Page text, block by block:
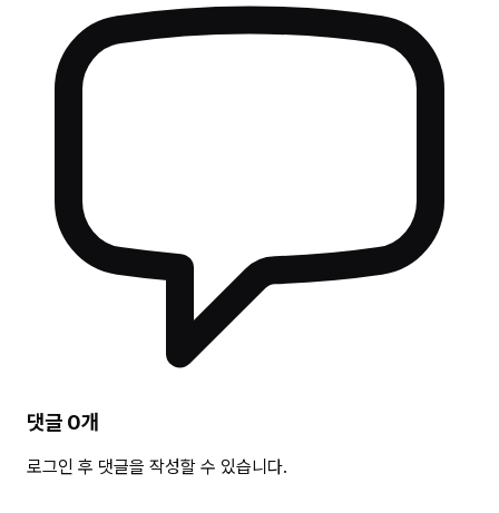
댓글 0개
로그인 후 댓글을 작성할 수 있습니다.